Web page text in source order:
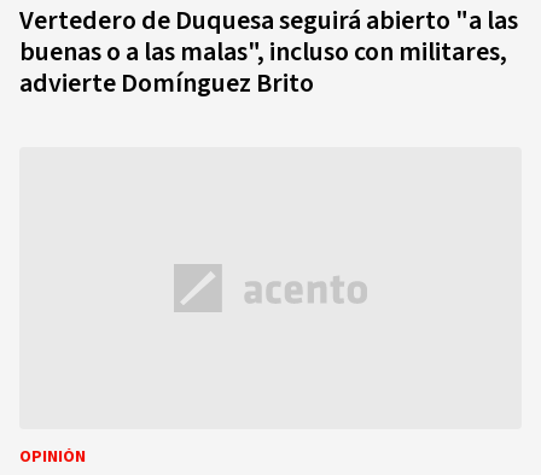
Vertedero de Duquesa seguirá abierto "a las
buenas o a las malas", incluso con militares,
advierte Domínguez Brito
OPINIÓN